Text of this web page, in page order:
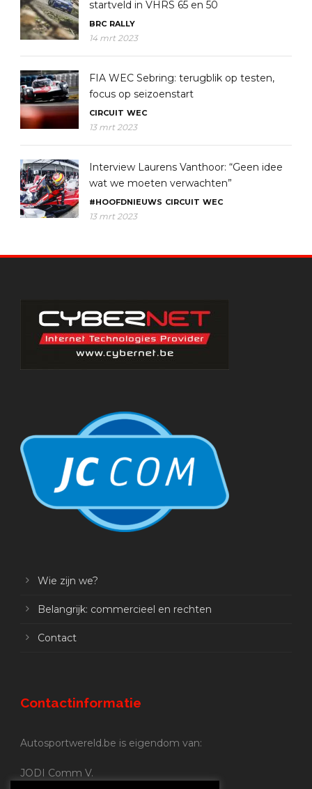
startveld in VHRS 65 en 50
BRC RALLY
14 mrt 2023
FIA WEC Sebring: terugblik op testen,
focus op seizoenstart
CIRCUIT WEC
13 mrt 2023
Interview Laurens Vanthoor: “Geen idee
wat we moeten verwachten”
#HOOFDNIEUWS CIRCUIT WEC
13 mrt 2023
Wie zijn we?
Belangrijk: commercieel en rechten
Contact
Contactinformatie
Autosportwereld.be is eigendom van:
JODI Comm V.